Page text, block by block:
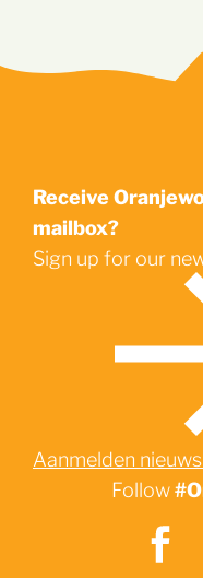
Receive
mailbox?
Sign up for our
Aanmelden
Follow